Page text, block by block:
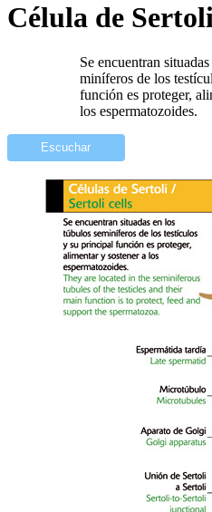
Célula de
Se encuentran
miníferos de los
función es proteger,
los espermatozoides.
Escuchar